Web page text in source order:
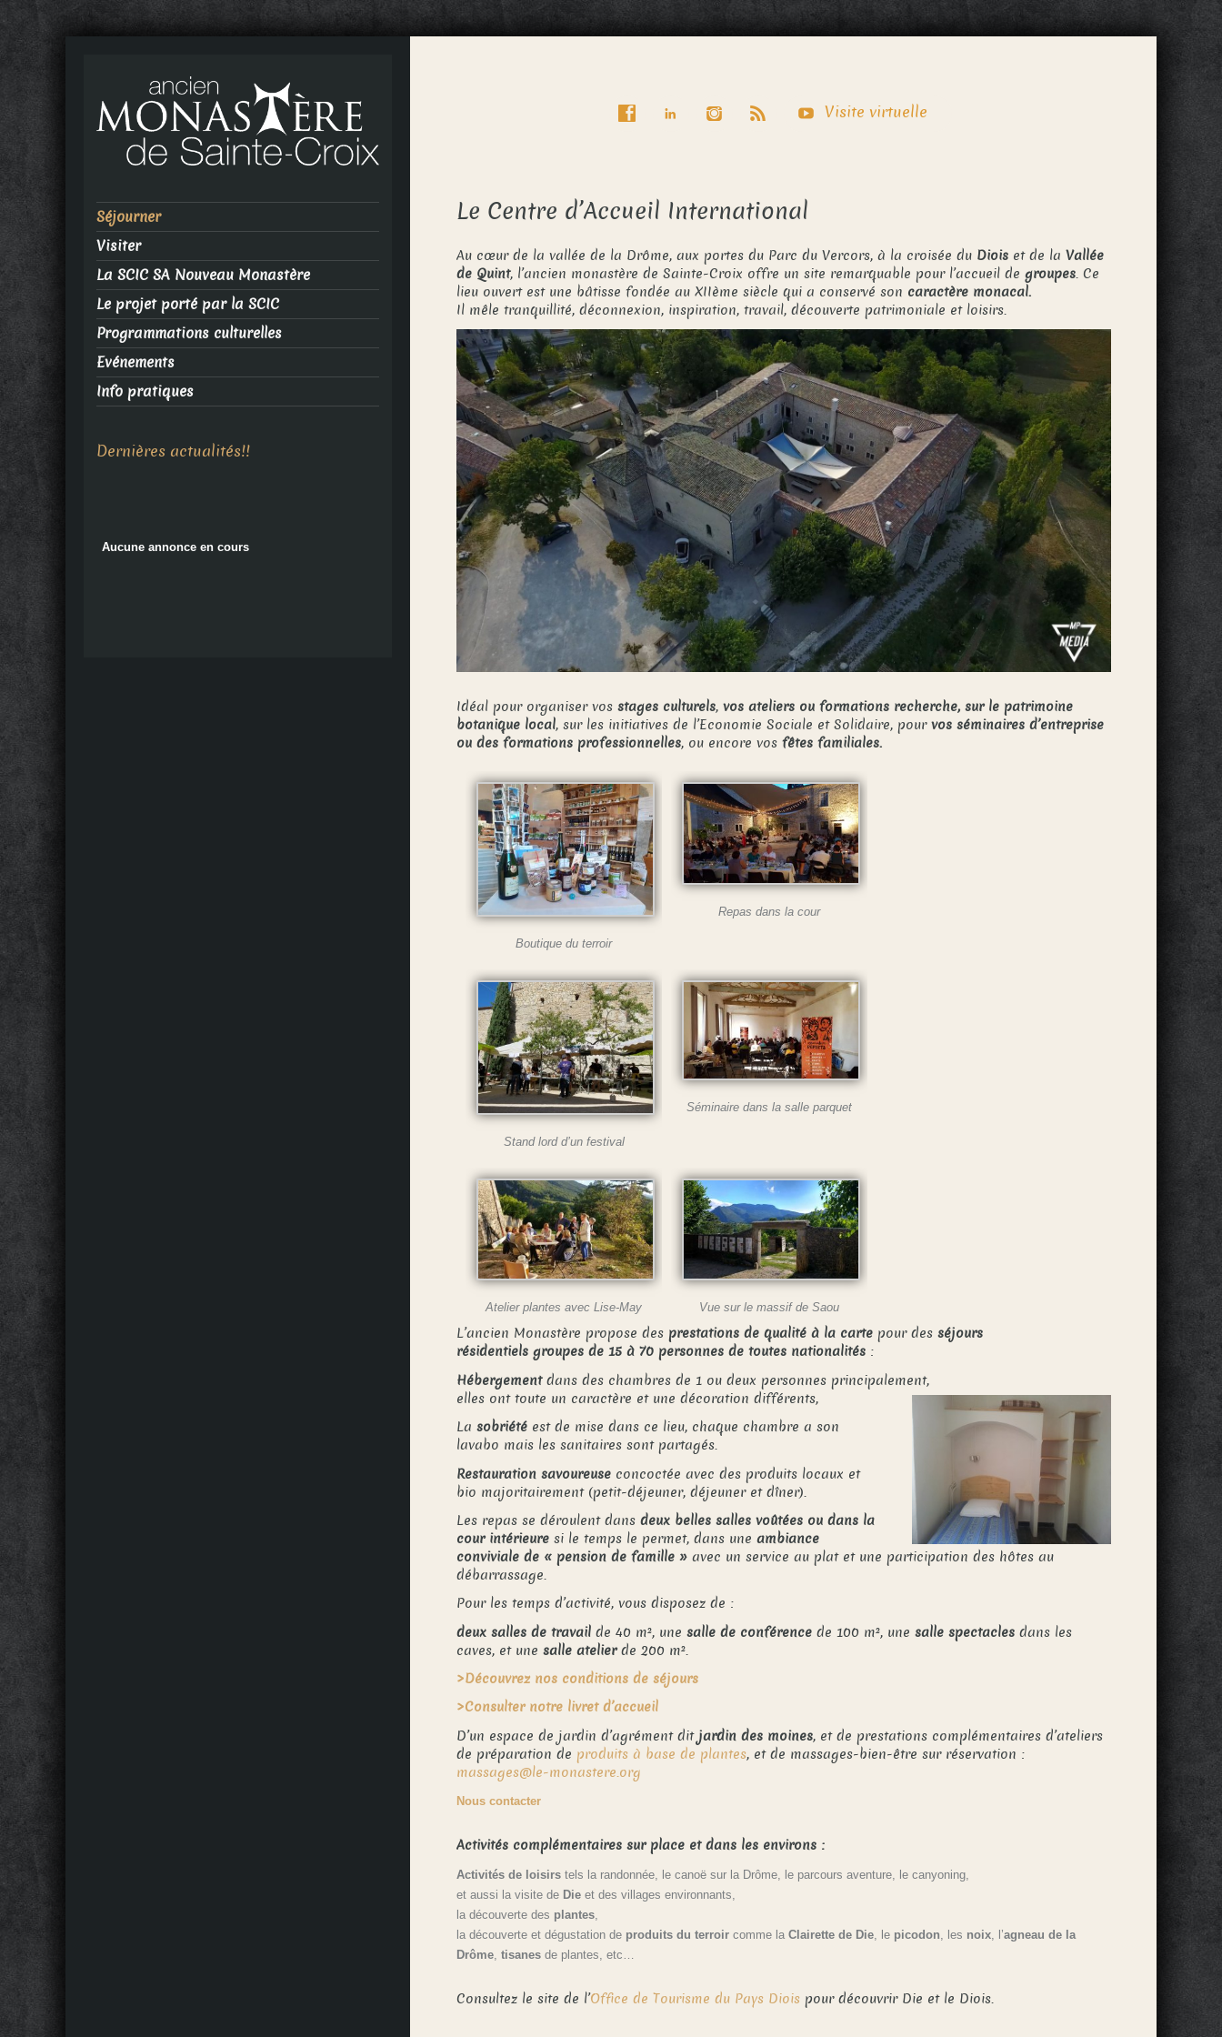
Visite virtuelle
Le Centre d’Accueil International
Au cœur de la vallée de la Drôme, aux portes du Parc du Vercors, à la croisée du Diois et de laVallée
de Quint, l’ancien monastère de Sainte-Croix offre un site remarquable pour l’accueil degroupes. Ce
lieu ouvert est une bâtisse fondée au XIIème siècle qui a conservé son caractère monacal.
Il mêle tranquillité, déconnexion, inspiration, travail, découverte patrimoniale et loisirs.
Idéal pour organiser vos stages culturels,vos ateliers ou formations recherche, sur le patrimoine
botanique local, sur les initiatives de l’Economie Sociale et Solidaire, pourvos séminaires d’entreprise
ou des formations professionnelles, ou encore vosfêtes familiales.
Boutique du terroir
Repas dans la cour
Stand lord d’un festival
Séminaire dans la salle parquet
Atelier plantes avec Lise-May Vue sur le massif de Saou
L’ancien Monastère propose des prestations de qualité à la carte pour desséjours
résidentiels groupes de 15 à 70 personnes de toutes nationalités :
Hébergementdans des chambres de 1 ou deux personnes principalement,
elles ont toute un caractère et une décoration différents,
Lasobriété est de mise dans ce lieu, chaque chambre a son
lavabo mais les sanitaires sont partagés.
Restauration savoureuse concoctée avec des produits locaux et
bio majoritairement (petit-déjeuner, déjeuner et dîner).
Les repas se déroulent dansdeux belles salles voûtées ou dans la
cour intérieure si le temps le permet, dans uneambiance
conviviale de « pension de famille » avec un service au plat et une participation des hôtes au
débarrassage.
Pour les temps d’activité, vous disposez de :
deux salles de travail de 40 m², une salle de conférence de 100 m², une salle spectacles dans les
caves, et unesalle atelierde 200 m².
>Découvrez nos conditions de séjours
>Consulter notre livret d’accueil
D’un espace de jardin d’agrément dit jardin des moines, et de prestations complémentaires d’ateliers
de préparation de produits à base de plantes, et de massages-bien-être sur réservation :
massages@le-monastere.org
Nous contacter
Activités complémentaires sur place et dans les environs :
Activités de loisirs tels la randonnée, le canoë sur la Drôme, le parcours aventure, le canyoning,
et aussi la visite de Die et des villages environnants,
la découverte des plantes
la découverte et dégustation de produits du terroir comme laClairette de Die , le picodon , les noix , l’agneau de la
Drôme ,tisanesde plantes, etc…
Consultez le site de l’Office de Tourisme du Pays Diois pour découvrir Die et le Diois.
Séjourner
Visiter
La SCIC SA Nouveau Monastère
Le projet porté par la SCIC
Programmations culturelles
Evénements
Info pratiques
Dernières actualités!!